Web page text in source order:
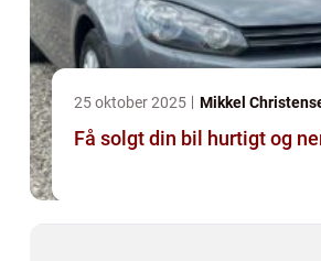
25 oktober 2025 Mikkel
Få solgt din bil hurtigt og